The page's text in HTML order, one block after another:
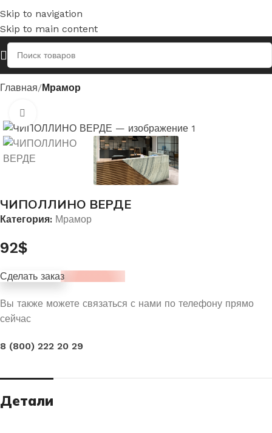
Skip to navigation
Skip to main content
Главная Мрамор
ЧИПОЛЛИНО ВЕРДЕ
Категория: Мрамор
92$
Сделать заказ
Вы также можете связаться с нами по телефону прямо
сейчас
8 (800) 222 20 29
Детали